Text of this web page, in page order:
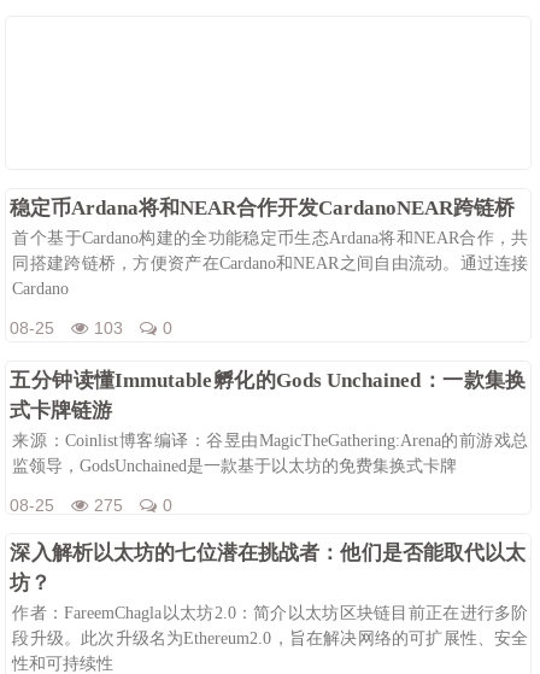
稳定币Ardana将和NEAR合作开发CardanoNEAR跨链桥
首个基于Cardano构建的全功能稳定币生态Ardana将和NEAR合作，共
同搭建跨链桥，方便资产在Cardano和NEAR之间自由流动。通过连接
Cardano
08-25 103 0
五分钟读懂Immutable孵化的Gods Unchained：一款集换
式卡牌链游
来源：Coinlist博客编译：谷昱由MagicTheGathering:Arena的前游戏总
监领导，GodsUnchained是一款基于以太坊的免费集换式卡牌
08-25 275 0
深入解析以太坊的七位潜在挑战者：他们是否能取代以太
坊？
作者：FareemChagla以太坊2.0：简介以太坊区块链目前正在进行多阶
段升级。此次升级名为Ethereum2.0，旨在解决网络的可扩展性、安全
性和可持续性